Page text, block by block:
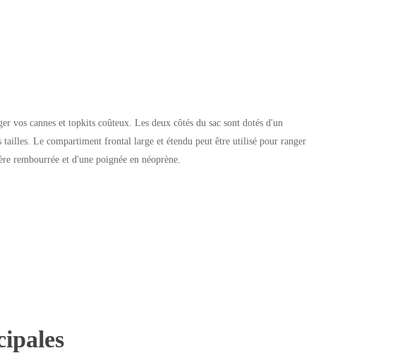
vos cannes et topkits coûteux. Les deux côtés du sac sont dotés d'un
tailles. Le compartiment frontal large et étendu peut être utilisé pour ranger
rembourrée et d'une poignée en néoprène.